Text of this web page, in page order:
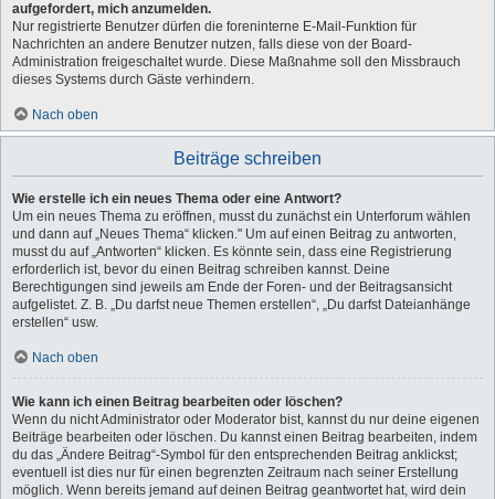
aufgefordert, mich anzumelden.
Nur registrierte Benutzer dürfen die foreninterne E-Mail-Funktion für
Nachrichten an andere Benutzer nutzen, falls diese von der Board-
Administration freigeschaltet wurde. Diese Maßnahme soll den Missbrauch
dieses Systems durch Gäste verhindern.
Nach oben
Beiträge schreiben
Wie erstelle ich ein neues Thema oder eine Antwort?
Um ein neues Thema zu eröffnen, musst du zunächst ein Unterforum wählen
und dann auf „Neues Thema“ klicken." Um auf einen Beitrag zu antworten,
musst du auf „Antworten“ klicken. Es könnte sein, dass eine Registrierung
erforderlich ist, bevor du einen Beitrag schreiben kannst. Deine
Berechtigungen sind jeweils am Ende der Foren- und der Beitragsansicht
aufgelistet. Z. B. „Du darfst neue Themen erstellen“, „Du darfst Dateianhänge
erstellen“ usw.
Nach oben
Wie kann ich einen Beitrag bearbeiten oder löschen?
Wenn du nicht Administrator oder Moderator bist, kannst du nur deine eigenen
Beiträge bearbeiten oder löschen. Du kannst einen Beitrag bearbeiten, indem
du das „Ändere Beitrag“-Symbol für den entsprechenden Beitrag anklickst;
eventuell ist dies nur für einen begrenzten Zeitraum nach seiner Erstellung
möglich. Wenn bereits jemand auf deinen Beitrag geantwortet hat, wird dein